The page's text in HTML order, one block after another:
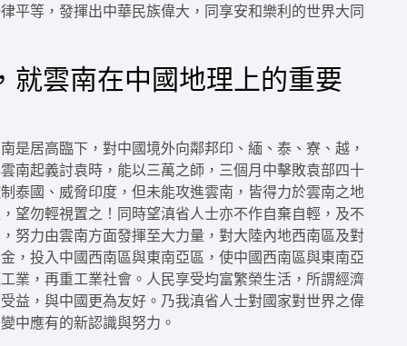
平等，發揮出中華民族偉大，同享安和樂利的世界大同
就雲南在中國地理上的重要
是居高臨下，對中國境外向鄰邦印、緬、泰、寮、越，
南起義討袁時，能以三萬之師，三個月中擊敗袁部四十
泰國、威脅印度，但未能攻進雲南，皆得力於雲南之地
望勿輕視置之！同時望滇省人士亦不作自棄自輕，及不
努力由雲南方面發揮至大力量，對大陸內地西南區及對
，投入中國西南區與東南亞區，使中國西南區與東南亞
業，再重工業社會。人民享受均富繁榮生活，所謂經濟
益，與中國更為友好。乃我滇省人士對國家對世界之偉
中應有的新認識與努力。